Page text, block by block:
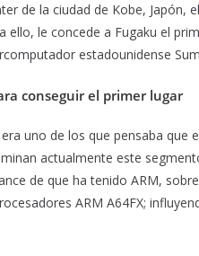
de la ciudad de Kobe, Japón,
ello, le concede a Fugaku el
estadounidense
conseguir el primer lugar
uno de los que pensaba que
actualmente este
de que ha tenido ARM,
ARM A64FX;